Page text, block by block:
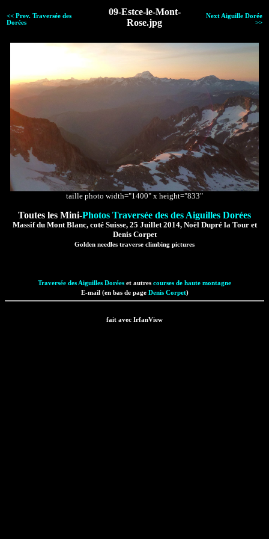
<< Prev. Traversée des
Dorées
09-Estce-le-Mont-
Rose.jpg
Next Aiguille Dorée
>>
taille photo width="1400" x height="833"
Toutes les Mini-Photos Traversée des des Aiguilles Dorées
Massif du Mont Blanc, coté Suisse, 25 Juillet 2014, Noël Dupré la Tour et
Denis Corpet
Golden needles traverse climbing pictures
Traversée des Aiguilles Dorées et autres courses de haute montagne
E-mail (en bas de page Denis Corpet)
fait avec IrfanView